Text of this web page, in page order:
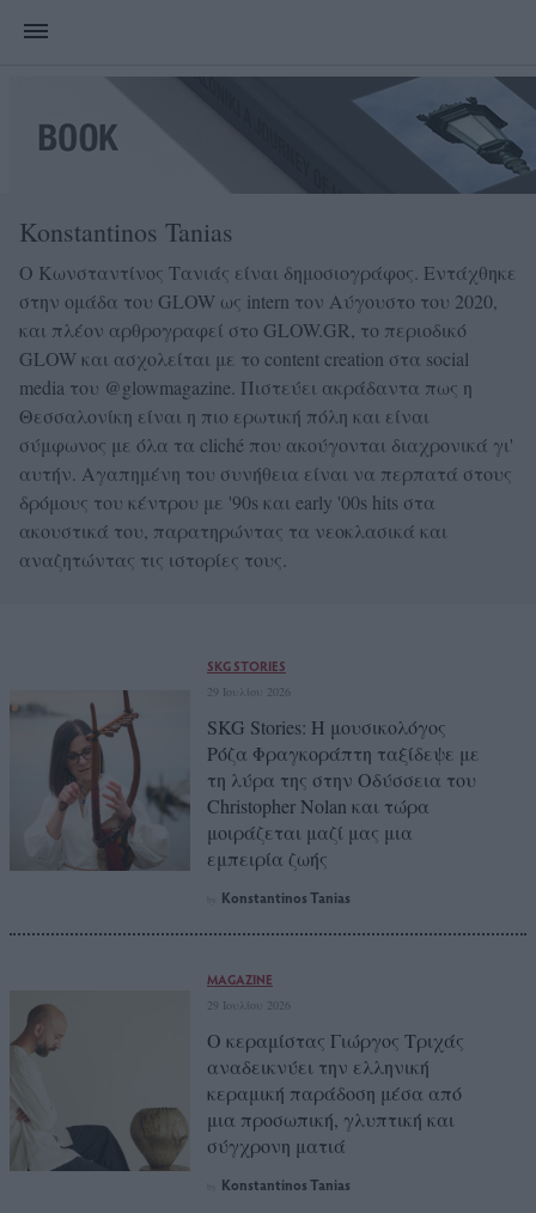
Konstantinos Tanias
Ο Κωνσταντίνος Τανιάς είναι δημοσιογράφος. Εντάχθηκε
στην ομάδα του GLOW ως intern τον Αύγουστο του 2020,
και πλέον αρθρογραφεί στο GLOW.GR, το περιοδικό
GLOW και ασχολείται με το content creation στα social
media του @glowmagazine. Πιστεύει ακράδαντα πως η
Θεσσαλονίκη είναι η πιο ερωτική πόλη και είναι
σύμφωνος με όλα τα cliché που ακούγονται διαχρονικά γι'
αυτήν. Αγαπημένη του συνήθεια είναι να περπατά στους
δρόμους του κέντρου με '90s και early '00s hits στα
ακουστικά του, παρατηρώντας τα νεοκλασικά και
αναζητώντας τις ιστορίες τους.
SKG STORIES
29 Ιουλίου 2026
SKG Stories: Η μουσικολόγος
Ρόζα Φραγκοράπτη ταξίδεψε με
τη λύρα της στην Οδύσσεια του
Christopher Nolan και τώρα
μοιράζεται μαζί μας μια
εμπειρία ζωής
Konstantinos Tanias
MAGAZINE
29 Ιουλίου 2026
Ο κεραμίστας Γιώργος Τριχάς
αναδεικνύει την ελληνική
κεραμική παράδοση μέσα από
μια προσωπική, γλυπτική και
σύγχρονη ματιά
Konstantinos Tanias